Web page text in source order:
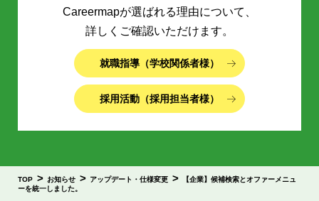
Careermapが選ばれる理由について、
詳しくご確認いただけます。
就職指導（学校関係者様）
採用活動（採用担当者様）
TOP > お知らせ > アップデート・仕様変更 >
【企業】候補検索とオファーメニュ
ーを統一しました。